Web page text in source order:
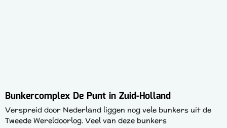
Bunkercomplex De Punt in Zuid-Holland
Verspreid door Nederland liggen nog vele bunkers uit de
Tweede Wereldoorlog. Veel van deze bunkers